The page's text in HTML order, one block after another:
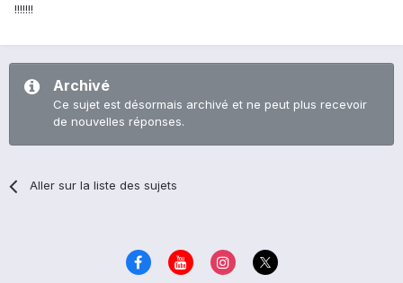
!!!!!!!
Archivé
Ce sujet est désormais archivé et ne peut plus recevoir
de nouvelles réponses.
Aller sur la liste des sujets